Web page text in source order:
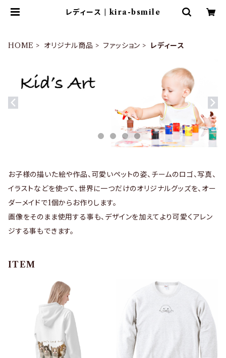
レディース | kira-bsmile
HOME オリジナル商品 ファッション レディース
お子様の描いた絵や作品、可愛いペットの姿、チームのロゴ、写真、
イラストなどを使って、世界に一つだけのオリジナルグッズを、オー
ダーメイドで1個からお作りします。
画像をそのまま使用する事も、デザインを加えてより可愛くアレン
ジする事もできます。
ITEM